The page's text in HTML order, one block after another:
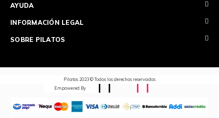
AYUDA +
INFORMACIÓN LEGAL +
SOBRE PILATOS +
Pilatos 2023 © Todos los derechos reservados
Empowered By